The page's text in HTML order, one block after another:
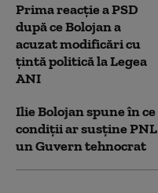
Prima reacție a PSD
după ce Bolojan a
acuzat modificări cu
țintă politică la Legea
ANI
Ilie Bolojan spune în ce
condiții ar susține PNL
un Guvern tehnocrat